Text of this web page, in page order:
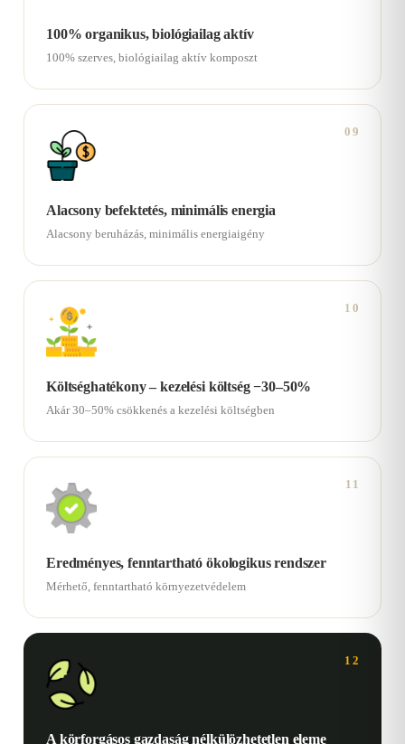
100% organikus, biológiailag aktív
100% szerves, biológiailag aktív komposzt
09
Alacsony befektetés, minimális energia
Alacsony beruházás, minimális energiaigény
10
Költséghatékony – kezelési költség −30–50%
Akár 30–50% csökkenés a kezelési költségben
11
Eredményes, fenntartható ökologikus rendszer
Mérhető, fenntartható környezetvédelem
12
A körforgásos gazdaság nélkülözhetetlen eleme